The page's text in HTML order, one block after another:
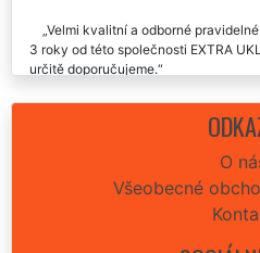
Velmi kvalitní a odborné
3 roky od této společnosti EXTRA
určitě doporučujeme.
Od firmy Extra uklízení využívám
Konicích. Velmi spolehlivá parta
těchto služeb, které jsou skutečně na
O
Všeobecné